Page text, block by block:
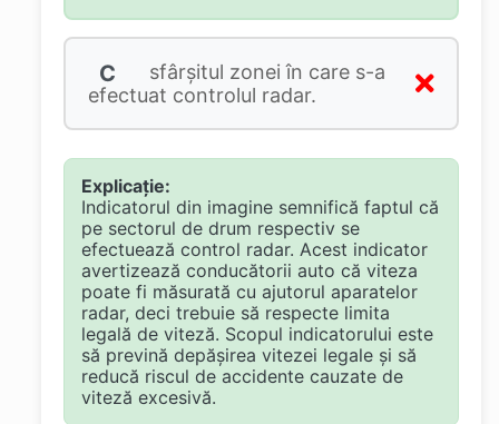
C
sfârşitul zonei în care s-a
efectuat controlul radar.
Explicație:
Indicatorul din imagine semnifică faptul că
pe sectorul de drum respectiv se
efectuează control radar. Acest indicator
avertizează conducătorii auto că viteza
poate fi măsurată cu ajutorul aparatelor
radar, deci trebuie să respecte limita
legală de viteză. Scopul indicatorului este
să prevină depășirea vitezei legale și să
reducă riscul de accidente cauzate de
viteză excesivă.